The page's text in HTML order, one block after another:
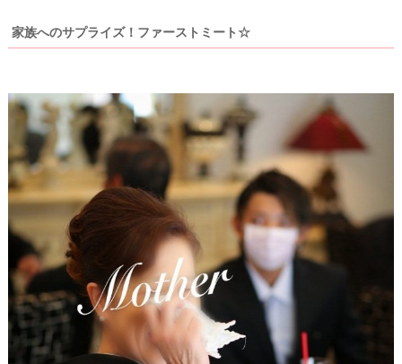
家族へのサプライズ！ファーストミート☆